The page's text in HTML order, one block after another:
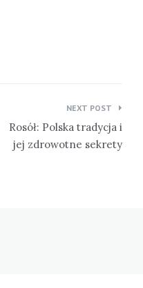
NEXT POST
Rosół: Polska tradycja i
jej zdrowotne sekrety